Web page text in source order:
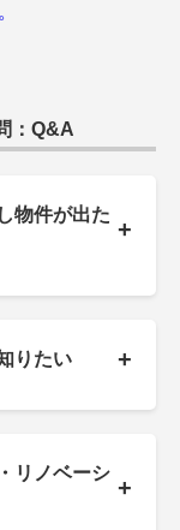
：Q&A
物件が出た
+
りたい +
リノベーシ
+